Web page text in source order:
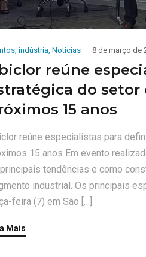
, indústria, Noticias 8 de março de
reúne
do setor
15 anos
reúne especialistas para
15 anos Em evento
tendências e como
industrial. Os principais
feira (7) em São […]
Mais